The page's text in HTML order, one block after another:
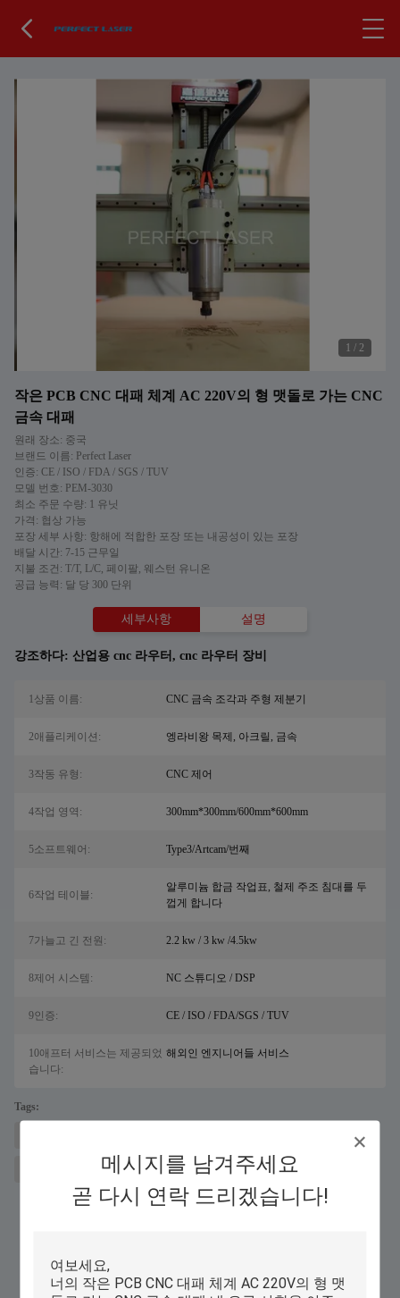
메시지를 남겨주세요
곧 다시 연락 드리겠습니다!
1 / 2
작은 PCB CNC 대패 체계 AC 220V의 형 맷돌로 가는 CNC
금속 대패
원래 장소: 중국
브랜드 이름: Perfect Laser
인증: CE / ISO / FDA / SGS / TUV
모델 번호: PEM-3030
최소 주문 수량: 1 유닛
가격: 협상 가능
포장 세부 사항: 항해에 적합한 포장 또는 내공성이 있는 포장
배달 시간: 7-15 근무일
지불 조건: T/T, L/C, 페이팔, 웨스턴 유니온
공급 능력: 달 당 300 단위
세부사항 설명
강조하다: 산업용 cnc 라우터 , cnc 라우터 장비
1상품 이름: CNC 금속 조각과 주형 제분기
2애플리케이션: 엥라비왕 목제, 아크릴, 금속
3작동 유형: CNC 제어
4작업 영역: 300mm*300mm/600mm*600mm
5소프트웨어: Type3/Artcam/번째
6작업 테이블:
알루미늄 합금 작업표, 철제 주조 침대를 두
껍게 합니다
7가늘고 긴 전원: 2.2 kw / 3 kw /4.5kw
8제어 시스템: NC 스튜디오 / DSP
9인증: CE / ISO / FDA/SGS / TUV
10애프터 서비스는 제공되었
습니다:
해외인 엔지니어들 서비스
Tags:
산업용 cnc 라우터